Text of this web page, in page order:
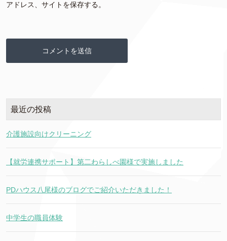
アドレス、サイトを保存する。
最近の投稿
介護施設向けクリーニング
【就労連携サポート】第二わらしべ園様で実施しました
PDハウス八尾様のブログでご紹介いただきました！
中学生の職員体験